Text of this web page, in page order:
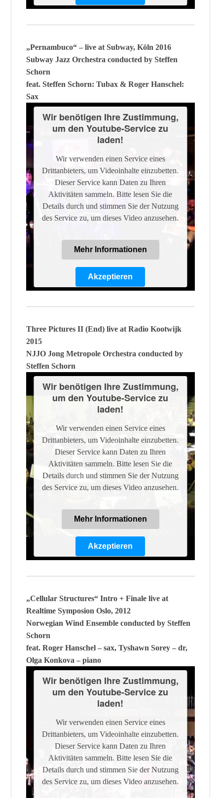
Management Platform
„Pernambuco“ – live at Subway, Köln 2016
Subway Jazz Orchestra conducted by Steffen
Schorn
feat. Steffen Schorn: Tubax & Roger Hanschel:
Sax
Wir benötigen Ihre Zustimmung,
um den Youtube-Service zu
laden!
Wir verwenden einen Service eines
Drittanbieters, um Videoinhalte einzubetten.
Dieser Service kann Daten zu Ihren
Aktivitäten sammeln. Bitte lesen Sie die
Details durch und stimmen Sie der Nutzung
des Service zu, um dieses Video anzusehen.
Mehr Informationen
Akzeptieren
Management Platform
Three Pictures II (End) live at Radio Kootwijk
2015
NJJO Jong Metropole Orchestra conducted by
Steffen Schorn
Wir benötigen Ihre Zustimmung,
um den Youtube-Service zu
laden!
Wir verwenden einen Service eines
Drittanbieters, um Videoinhalte einzubetten.
Dieser Service kann Daten zu Ihren
Aktivitäten sammeln. Bitte lesen Sie die
Details durch und stimmen Sie der Nutzung
des Service zu, um dieses Video anzusehen.
Mehr Informationen
Akzeptieren
Management Platform
„Cellular Structures“ Intro + Finale live at
Realtime Symposion Oslo, 2012
Norwegian Wind Ensemble conducted by Steffen
Schorn
feat. Roger Hanschel – sax, Tyshawn Sorey – dr,
Olga Konkova – piano
Wir benötigen Ihre Zustimmung,
um den Youtube-Service zu
laden!
Wir verwenden einen Service eines
Drittanbieters, um Videoinhalte einzubetten.
Dieser Service kann Daten zu Ihren
Aktivitäten sammeln. Bitte lesen Sie die
Details durch und stimmen Sie der Nutzung
des Service zu, um dieses Video anzusehen.